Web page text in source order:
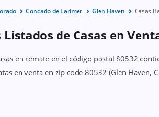
Condado de Larimer Glen Haven Casas
de Casas en
en remate en el código postal 80532
en venta en zip code 80532 (Glen